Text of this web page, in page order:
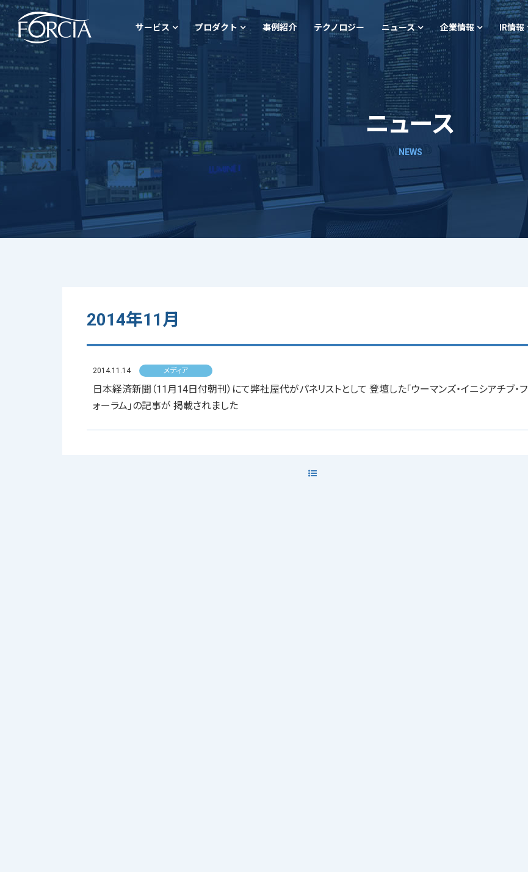
サービス プロダクト 事例紹介 テクノロジー ニュース 企業情報 IR情報
ニュース
NEWS
2014年11月
2014.11.14 メディア
日本経済新聞（11月14日付朝刊）にて弊社屋代がパネリストとして 登壇した「ウーマンズ・イニシアチブ・フ
ォーラム」の記事が 掲載されました